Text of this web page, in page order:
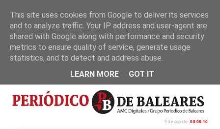
Inicio Nosotros Política de privacidad
9 de agosto 08:08:11
This site uses cookies from Google to deliver its services
and to analyze traffic. Your IP address and user-agent are
shared with Google along with performance and security
metrics to ensure quality of service, generate usage
statistics, and to detect and address abuse.
LEARN MORE
GOT IT